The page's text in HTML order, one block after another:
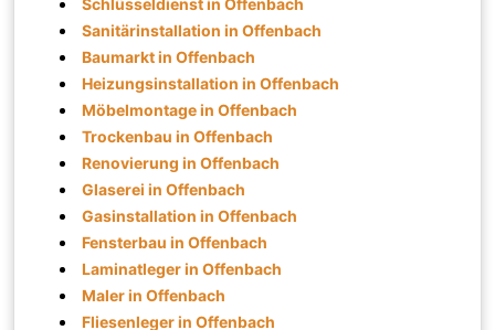
Schlüsseldienst in Offenbach
Sanitärinstallation in Offenbach
Baumarkt in Offenbach
Heizungsinstallation in Offenbach
Möbelmontage in Offenbach
Trockenbau in Offenbach
Renovierung in Offenbach
Glaserei in Offenbach
Gasinstallation in Offenbach
Fensterbau in Offenbach
Laminatleger in Offenbach
Maler in Offenbach
Fliesenleger in Offenbach